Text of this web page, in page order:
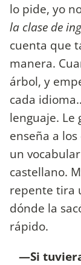
lo pide, yo
la clase de
cuenta que
manera.
árbol, y
cada
lenguaje. Le
enseña a
un
castellano.
repente tira
dónde la
rápido.
—Si